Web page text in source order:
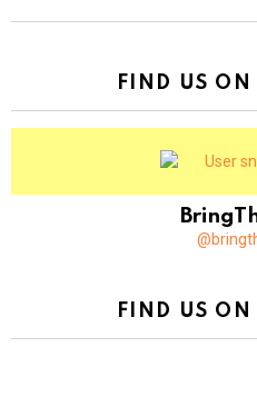
FIND US ON
FIND US ON